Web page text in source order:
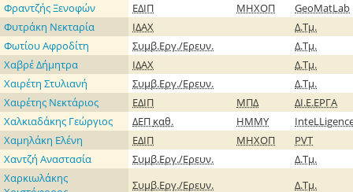
Φραντζής Ξενοφών
ΕΔΙΠ ΜΗΧΟΠ
GeoMatLab
Φυτράκη Νεκταρία
ΙΔΑΧ
Δ.Τμ.
Φωτίου Αφροδίτη
Συμβ.Εργ./Ερευν.
Δ.Τμ.
Χαβρέ Δήμητρα
ΙΔΑΧ
Δ.Τμ.
Χαιρέτη Στυλιανή
Συμβ.Εργ./Ερευν.
Δ.Τμ.
Χαιρέτης Νεκτάριος
ΕΔΙΠ ΜΠΔ
ΔΙ.Ε.ΕΡΓΑ
Χαλκιαδάκης Γεώργιος
ΔΕΠ καθ. ΗΜΜΥ
Χαμηλάκη Ελένη
ΕΔΙΠ ΜΗΧΟΠ
PVT
Χαντζή Αναστασία
Συμβ.Εργ./Ερευν.
Δ.Τμ.
Χαρκιωλάκης
Συμβ.Εργ./Ερευν.
Δ.Τμ.